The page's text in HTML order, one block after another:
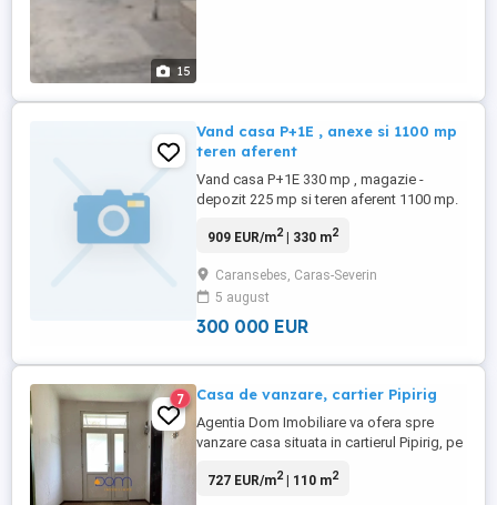
15
Vand casa P+1E , anexe si 1100 mp
teren aferent
Vand casa P+1E 330 mp , magazie -
depozit 225 mp si teren aferent 1100 mp.
909 EUR/m2| 330 m2
Caransebes, Caras-Severin
5 august
300 000 EUR
7 Casa de vanzare, cartier Pipirig
Agentia Dom Imobiliare va ofera spre
vanzare casa situata in cartierul Pipirig, pe
si aglomeratie. Constructia este cu un
727 EUR/m2| 110 m2